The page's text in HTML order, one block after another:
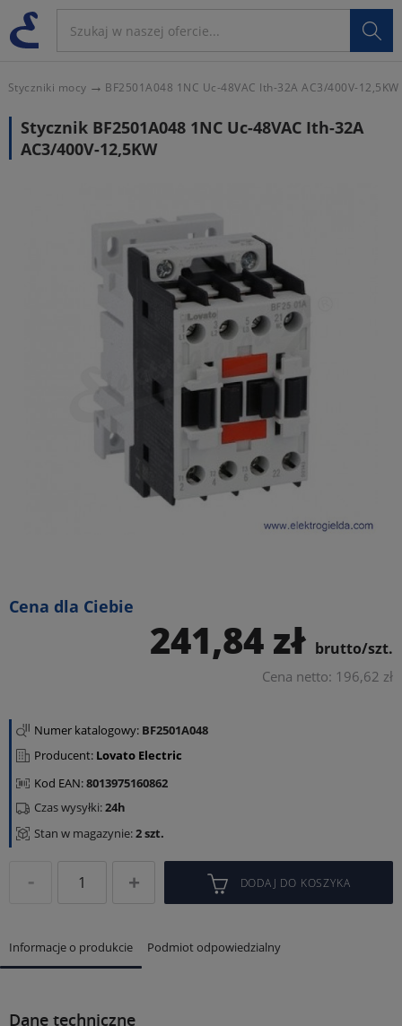

Styczniki mocy BF2501A048 1NC Uc-48VAC Ith-32A AC3/400V-12,5KW
Stycznik BF2501A048 1NC Uc-48VAC Ith-32A
AC3/400V-12,5KW
Cena dla Ciebie
241,84 zł brutto/szt.
Cena netto: 196,62 zł
Numer katalogowy: BF2501A048
Producent: Lovato Electric
Kod EAN:8013975160862
Stan w magazynie:2 szt.
Czas wysyłki:24h
DODAJ DO KOSZYKA
Informacje o produkcie Podmiot odpowiedzialny
Dane techniczne